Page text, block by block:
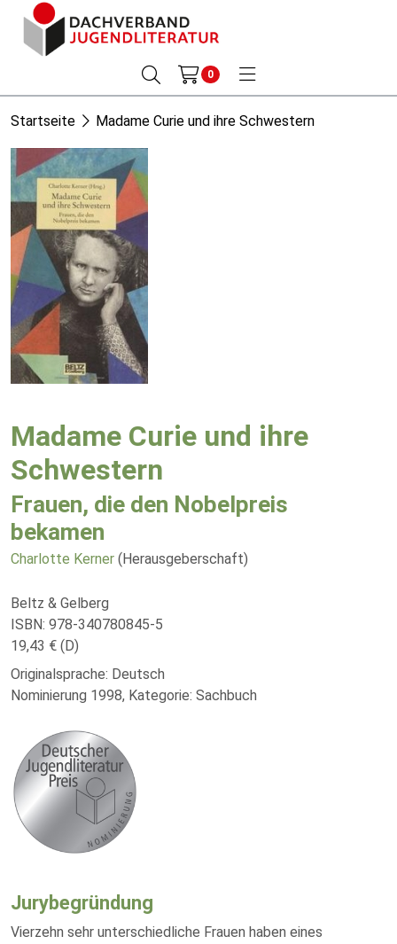
0
Startseite Madame Curie und ihre Schwestern
Madame Curie und ihre
Schwestern
Frauen, die den Nobelpreis
bekamen
Charlotte Kerner (Herausgeberschaft)
Beltz & Gelberg
ISBN: 978-340780845-5
19,43 € (D)
Originalsprache: Deutsch
Nominierung 1998, Kategorie: Sachbuch
Jurybegründung
Vierzehn sehr unterschiedliche Frauen haben eines